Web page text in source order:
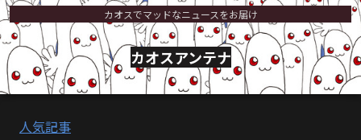
カオスでマッドなニュースをお届け
カオスアンテナ
人気記事